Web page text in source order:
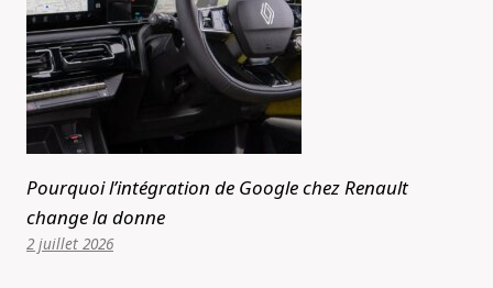
Pourquoi l’intégration de Google chez Renault
change la donne
2 juillet 2026